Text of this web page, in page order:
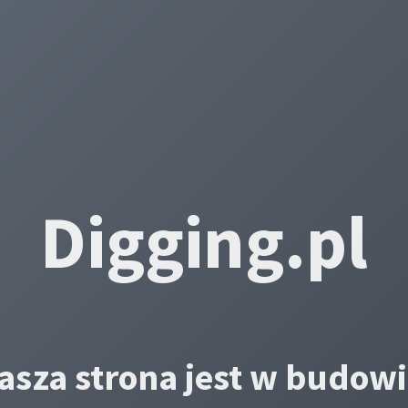
Digging.pl
strona jest w